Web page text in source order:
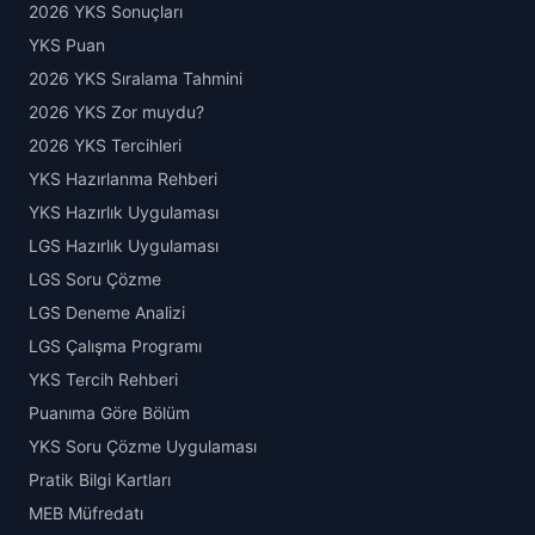
2026 YKS Sonuçları
YKS Puan
2026 YKS Sıralama Tahmini
2026 YKS Zor muydu?
2026 YKS Tercihleri
YKS Hazırlanma Rehberi
YKS Hazırlık Uygulaması
LGS Hazırlık Uygulaması
LGS Soru Çözme
LGS Deneme Analizi
LGS Çalışma Programı
YKS Tercih Rehberi
Puanıma Göre Bölüm
YKS Soru Çözme Uygulaması
Pratik Bilgi Kartları
MEB Müfredatı